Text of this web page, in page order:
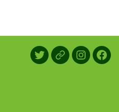
X/TwitterLINE Instagram